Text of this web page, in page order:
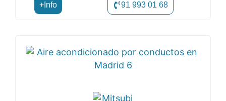
+Info 91 993 01 68